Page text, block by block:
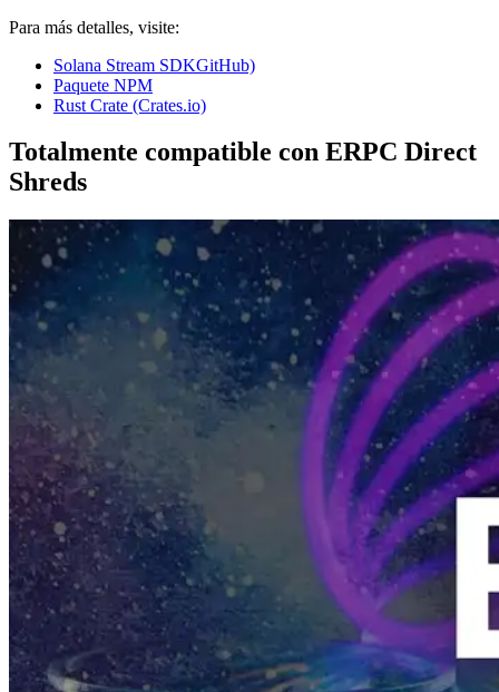
Para más detalles, visite:
Solana Stream SDKGitHub)
Paquete NPM
Rust Crate (Crates.io)
Totalmente compatible con ERPC Direct
Shreds